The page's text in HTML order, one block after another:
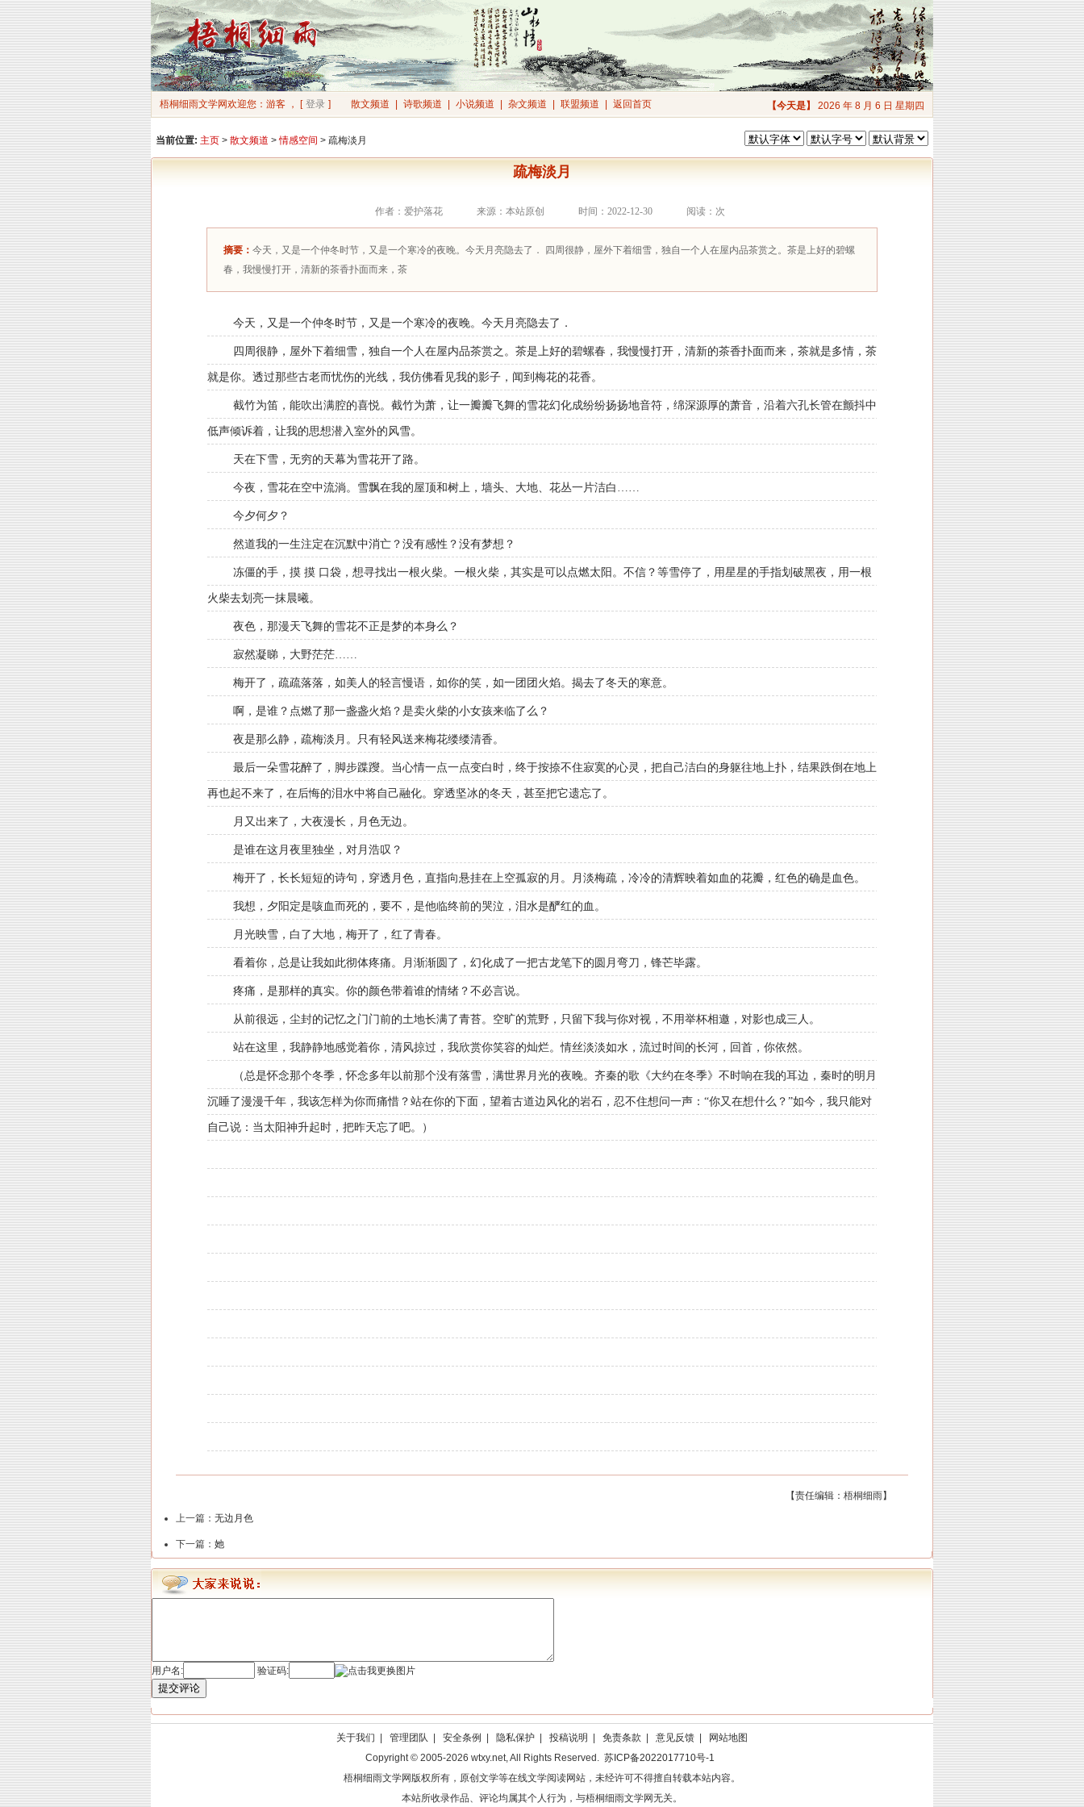
【今天是】 2026 年 8 月 6 日 星期四
梧桐细雨文学网欢迎您：游客 ， [ 登录 ] 散文频道 诗歌频道 小说频道 杂文频道 联盟频道 返回首页
当前位置: 主页 > 散文频道 >情感空间 > 疏梅淡月
疏梅淡月
作者：爱护落花 来源：本站原创 时间：2022-12-30 阅读： 次
摘要： 今天，又是一个仲冬时节，又是一个寒冷的夜晚。今天月亮隐去了． 四周很静，屋外下着细雪，独自一个人在屋内品茶赏之。茶是上好的碧螺
春，我慢慢打开，清新的茶香扑面而来，茶
今天，又是一个仲冬时节，又是一个寒冷的夜晚。今天月亮隐去了．
四周很静，屋外下着细雪，独自一个人在屋内品茶赏之。茶是上好的碧螺春，我慢慢打开，清新的茶香扑面而来，茶就是多情，茶
就是你。透过那些古老而忧伤的光线，我仿佛看见我的影子，闻到梅花的花香。
截竹为笛，能吹出满腔的喜悦。截竹为萧，让一瓣瓣飞舞的雪花幻化成纷纷扬扬地音符，绵深源厚的萧音，沿着六孔长管在颤抖中
低声倾诉着，让我的思想潜入室外的风雪。
天在下雪，无穷的天幕为雪花开了路。
今夜，雪花在空中流淌。雪飘在我的屋顶和树上，墙头、大地、花丛一片洁白……
今夕何夕？
然道我的一生注定在沉默中消亡？没有感性？没有梦想？
冻僵的手，摸 摸 口袋，想寻找出一根火柴。一根火柴，其实是可以点燃太阳。不信？等雪停了，用星星的手指划破黑夜，用一根
火柴去划亮一抹晨曦。
夜色，那漫天飞舞的雪花不正是梦的本身么？
寂然凝睇，大野茫茫……
梅开了，疏疏落落，如美人的轻言慢语，如你的笑，如一团团火焰。揭去了冬天的寒意。
啊，是谁？点燃了那一盏盏火焰？是卖火柴的小女孩来临了么？
夜是那么静，疏梅淡月。只有轻风送来梅花缕缕清香。
最后一朵雪花醉了，脚步蹀躞。当心情一点一点变白时，终于按捺不住寂寞的心灵，把自己洁白的身躯往地上扑，结果跌倒在地上
再也起不来了，在后悔的泪水中将自己融化。穿透坚冰的冬天，甚至把它遗忘了。
月又出来了，大夜漫长，月色无边。
是谁在这月夜里独坐，对月浩叹？
梅开了，长长短短的诗句，穿透月色，直指向悬挂在上空孤寂的月。月淡梅疏，冷冷的清辉映着如血的花瓣，红色的确是血色。
我想，夕阳定是咳血而死的，要不，是他临终前的哭泣，泪水是酽红的血。
月光映雪，白了大地，梅开了，红了青春。
看着你，总是让我如此彻体疼痛。月渐渐圆了，幻化成了一把古龙笔下的圆月弯刀，锋芒毕露。
疼痛，是那样的真实。你的颜色带着谁的情绪？不必言说。
从前很远，尘封的记忆之门门前的土地长满了青苔。空旷的荒野，只留下我与你对视，不用举杯相邀，对影也成三人。
站在这里，我静静地感觉着你，清风掠过，我欣赏你笑容的灿烂。情丝淡淡如水，流过时间的长河，回首，你依然。
（总是怀念那个冬季，怀念多年以前那个没有落雪，满世界月光的夜晚。齐秦的歌《大约在冬季》不时响在我的耳边，秦时的明月
沉睡了漫漫千年，我该怎样为你而痛惜？站在你的下面，望着古道边风化的岩石，忍不住想问一声：“你又在想什么？”如今，我只能对
自己说：当太阳神升起时，把昨天忘了吧。）
【责任编辑：梧桐细雨】
上一篇： 无边月色
下一篇： 她
用户名: 验证码:
提交评论
关于我们 管理团队 安全条例 隐私保护 投稿说明 免责条款 意见反馈
网站地图
Copyright © 2005-2026 wtxy.net, All Rights Reserved. 苏ICP备2022017710号-1
梧桐细雨文学网版权所有，原创文学等在线文学阅读网站，未经许可不得擅自转载本站内容。
本站所收录作品、评论均属其个人行为，与梧桐细雨文学网无关。